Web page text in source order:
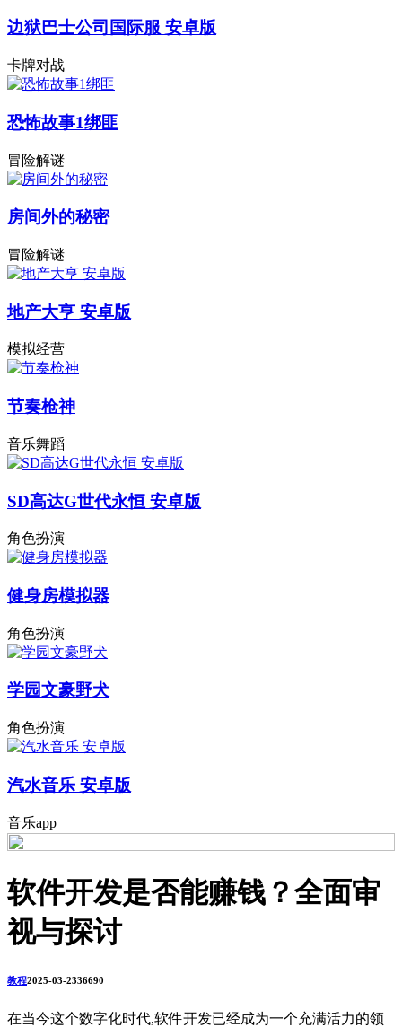
边狱巴士公司国际服 安卓版
卡牌对战
恐怖故事1绑匪
冒险解谜
房间外的秘密
冒险解谜
地产大亨 安卓版
模拟经营
节奏枪神
音乐舞蹈
SD高达G世代永恒 安卓版
角色扮演
健身房模拟器
角色扮演
学园文豪野犬
角色扮演
汽水音乐 安卓版
音乐app
软件开发是否能赚钱？全面审
视与探讨
教程2025-03-2336690
在当今这个数字化时代,软件开发已经成为一个充满活力的领